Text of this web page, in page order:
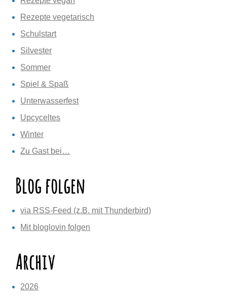
Rezepte vegetarisch
Schulstart
Silvester
Sommer
Spiel & Spaß
Unterwasserfest
Upcyceltes
Winter
Zu Gast bei…
Blog folgen
via RSS-Feed (z.B. mit Thunderbird)
Mit bloglovin folgen
Archiv
2026